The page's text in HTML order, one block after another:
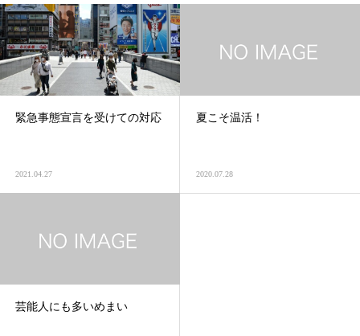
緊急事態宣言を受けての対応
2021.04.27
夏こそ温活！
2020.07.28
芸能人にも多いめまい